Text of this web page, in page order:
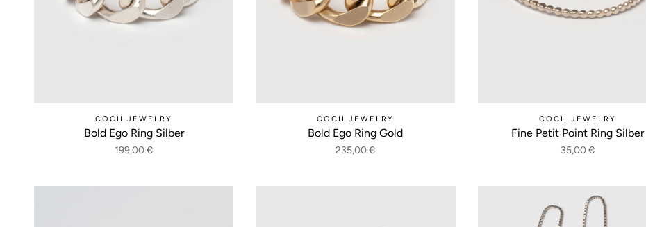
COCII JEWELRY
Bold Ego Ring Silber
199,00 €
COCII JEWELRY
Bold Ego Ring Gold
235,00 €
COCII JEWELRY
Fine Petit Point Ring Silber
35,00 €